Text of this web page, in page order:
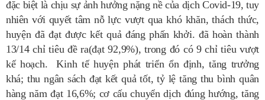
đặc biệt là chịu sự ảnh hưởng nặng nề của dịch Covid-19, tuy
nhiên với quyết tâm nỗ lực vượt qua khó khăn, thách thức,
huyện đã đạt được kết quả đáng phấn khởi. đã hoàn thành
13/14 chỉ tiêu đề ra(đạt 92,9%), trong đó có 9 chỉ tiêu vượt
kế hoạch. Kinh tế huyện phát triển ổn định, tăng trưởng
khá; thu ngân sách đạt kết quả tốt, tỷ lệ tăng thu bình quân
hàng năm đạt 16,6%; cơ cấu chuyển dịch đúng hướng, tăng